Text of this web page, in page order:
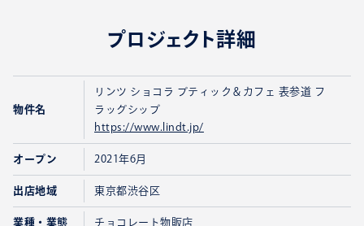
プロジェクト詳細
物件名
リンツ ショコラ ブティック＆カフェ 表参道 フ
ラッグシップ
https://www.lindt.jp/
オープン 2021年6月
出店地域 東京都渋谷区
業種・業態 チョコレート物販店